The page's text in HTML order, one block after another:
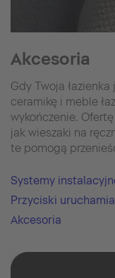
Akcesoria
Gdy Twoja
ceramikę i meble
wykończenie.
jak wieszaki na
te pomogą
Systemy
Przyciski
Akcesoria